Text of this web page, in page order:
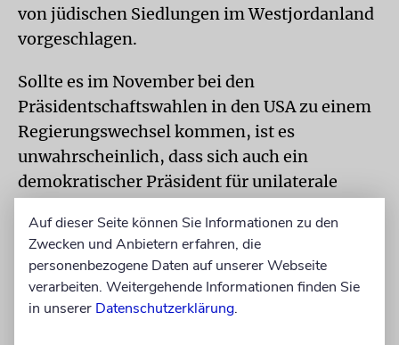
von jüdischen Siedlungen im Westjordanland
vorgeschlagen.
Sollte es im November bei den
Präsidentschaftswahlen in den USA zu einem
Regierungswechsel kommen, ist es
unwahrscheinlich, dass sich auch ein
demokratischer Präsident für unilaterale
voraussichtliche Kandidat der
demokratischen Partei, Joe Biden, hatte
bereits erklärt, dass er dagegen ist. Kritik
kommt auch aus anderen Teilen der
Auf dieser Seite können Sie Informationen zu den
Zwecken und Anbietern erfahren, die
personenbezogene Daten auf unserer Webseite
verarbeiten. Weitergehende Informationen finden Sie
in unserer Datenschutzerklärung.